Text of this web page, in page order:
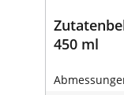
450 ml